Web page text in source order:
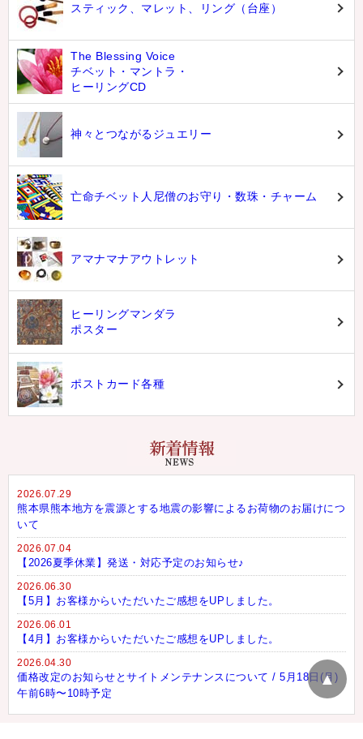
スティック、マレット、リング（台座）
The Blessing Voice
チベット・マントラ・
ヒーリングCD
神々とつながるジュエリー
亡命チベット人尼僧のお守り・数珠・チャーム
アマナマナアウトレット
ヒーリングマンダラ
ポスター
ポストカード各種
2026.07.29
熊本県熊本地方を震源とする地震の影響によるお荷物のお届けにつ
いて
2026.07.04
【2026夏季休業】発送・対応予定のお知らせ♪
2026.06.30
【5月】お客様からいただいたご感想をUPしました。
2026.06.01
【4月】お客様からいただいたご感想をUPしました。
2026.04.30
価格改定のお知らせとサイトメンテナンスについて / 5月18日(月)
午前6時〜10時予定
▲